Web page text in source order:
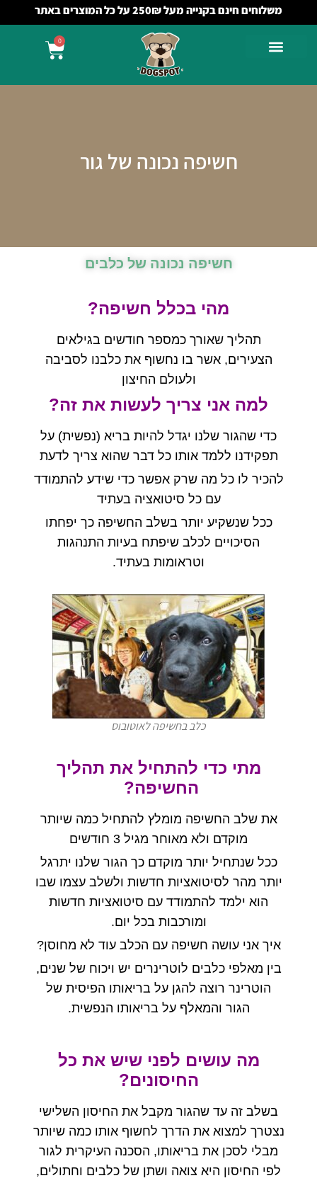
משלוחים חינם בקנייה מעל 250₪ על כל המוצרים באתר
0
חשיפה נכונה של גור
חשיפה נכונה של כלבים
מהי בכלל חשיפה?
תהליך שאורך כמספר חודשים בגילאים
הצעירים,אשר בו נחשוף את כלבנו לסביבה
ולעולם החיצון
למה אני צריך לעשות את זה?
כדי שהגור שלנו יגדל להיות בריא (נפשית) על
תפקידנו ללמד אותו כל דבר שהוא צריך לדעת
להכיר לו כל מה שרק אפשר כדי שידע להתמודד
עם כל סיטואציה בעתיד
ככל שנשקיע יותר בשלב החשיפה כך יפחתו
הסיכויים לכלב שיפתח בעיות התנהגות
וטראומות בעתיד.
כלב בחשיפה לאוטובוס
מתי כדי להתחיל את תהליך
החשיפה?
את שלב החשיפה מומלץ להתחיל כמה שיותר
מוקדם ולא מאוחר מגיל
חודשים
ככל שנתחיל יותר מוקדם כך הגור שלנו יתרגל
יותר מהר לסיטואציות חדשות ולשלב עצמו שבו
הוא ילמד להתמודד עם סיטואציות חדשות
ומורכבות בכל יום.
איך אני עושה חשיפה עם הכלב עוד לא מחוסן?
בין מאלפי כלבים לוטרינרים יש ויכוח של שנים,
הוטרינר רוצה להגן על בריאותו הפיסית של
הגור והמאלף על בריאותו הנפשית.
מה עושים לפני שיש את כל
החיסונים?
בשלב זה עד שהגור מקבל את החיסון השלישי
נצטרך למצוא את הדרך לחשוף אותו כמה שיותר
מבלי לסכן את בריאותו, הסכנה העיקרית לגור
לפי החיסון היא צואה ושתן של כלבים וחתולים,